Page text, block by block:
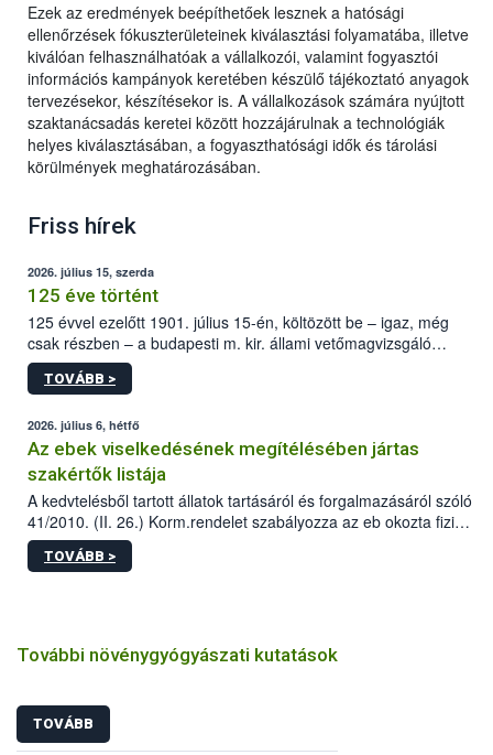
Ezek az eredmények beépíthetőek lesznek a hatósági
ellenőrzések fókuszterületeinek kiválasztási folyamatába, illetve
kiválóan felhasználhatóak a vállalkozói, valamint fogyasztói
információs kampányok keretében készülő tájékoztató anyagok
tervezésekor, készítésekor is. A vállalkozások számára nyújtott
szaktanácsadás keretei között hozzájárulnak a technológiák
helyes kiválasztásában, a fogyaszthatósági idők és tárolási
körülmények meghatározásában.
Friss hírek
2026. július 15, szerda
125 éve történt
125 évvel ezelőtt 1901. július 15-én, költözött be – igaz, még
csak részben – a budapesti m. kir. állami vetőmagvizsgáló
állomás a Kis Rókus utca 15. szám alatti, Czigler Győző által
tervezett új épületébe.
TOVÁBB >
2026. július 6, hétfő
Az ebek viselkedésének megítélésében jártas
szakértők listája
A kedvtelésből tartott állatok tartásáról és forgalmazásáról szóló
41/2010. (II. 26.) Korm.rendelet szabályozza az eb okozta fizikai
sérülés, illetve ennek veszélye keletkezésekor felmerülő
hatósági feladatokat, valamint a veszélyes eb tartását és annak
TOVÁBB >
További növénygyógyászati kutatások
TOVÁBB